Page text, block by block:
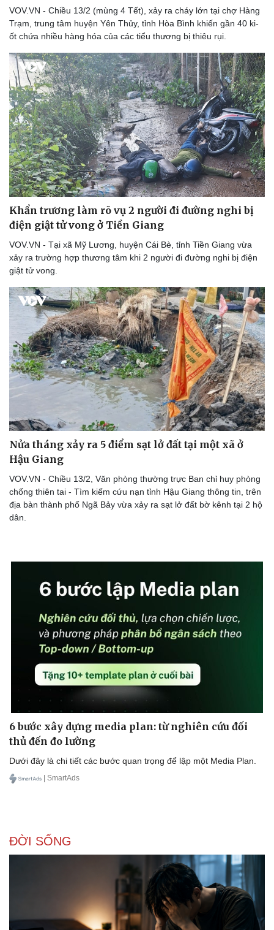
Thể thao
Bóng đá
Lịch thi đấu bóng đá
Thế giới thể thao
eSports
Hậu trường
Ô tô - Xe máy
Ô tô
Xe máy
Tư vấn
VOV.VN - Chiều 13/2 (mùng 4 Tết), xảy ra cháy lớn tại chợ Hàng
Trạm, trung tâm huyện Yên Thủy, tỉnh Hòa Bình khiến gần 40 ki-
ốt chứa nhiều hàng hóa của các tiểu thương bị thiêu rụi.
Khẩn trương làm rõ vụ 2 người đi đường nghi bị
điện giật tử vong ở Tiền Giang
VOV.VN - Tại xã Mỹ Lương, huyện Cái Bè, tỉnh Tiền Giang vừa
xảy ra trường hợp thương tâm khi 2 người đi đường nghi bị điện
giật tử vong.
Nửa tháng xảy ra 5 điểm sạt lở đất tại một xã ở
Hậu Giang
VOV.VN - Chiều 13/2, Văn phòng thường trực Ban chỉ huy phòng
chống thiên tai - Tìm kiếm cứu nạn tỉnh Hậu Giang thông tin, trên
địa bàn thành phố Ngã Bảy vừa xảy ra sạt lở đất bờ kênh tại 2 hộ
dân.
6 bước xây dựng media plan: từ nghiên cứu đối
thủ đến đo lường
Dưới đây là chi tiết các bước quan trọng để lập một Media Plan.
| SmartAds
ĐỜI SỐNG